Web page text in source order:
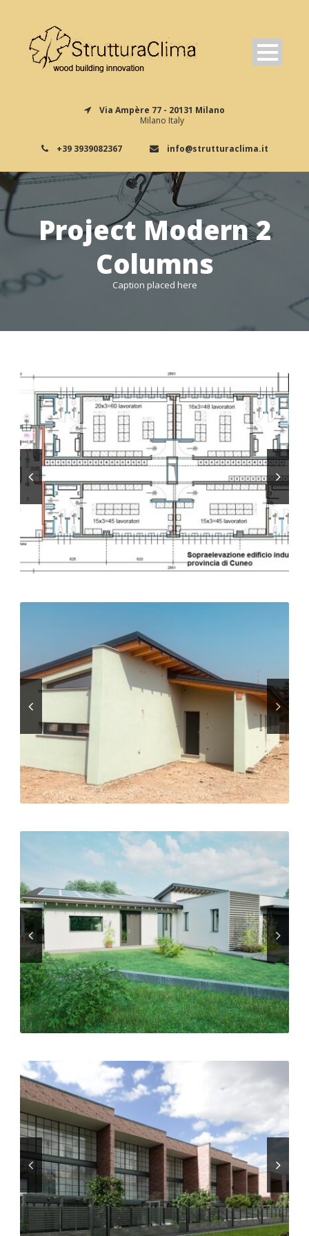
Via Ampère 77 - 20131 Milano
Milano Italy
+39 3939082367 info@strutturaclima.it
Project Modern 2
Columns
Caption placed here